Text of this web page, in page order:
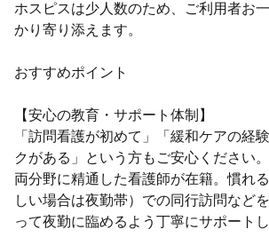
ホスピスは少人数のため、ご利用者お
かり寄り添えます。
おすすめポイント
【安心の教育・サポート体制】
「訪問看護が初めて」「緩和ケアの経
クがある」という方もご安心ください。
両分野に精通した看護師が在籍。慣れ
しい場合は夜勤帯）での同行訪問など
って夜勤に臨めるよう丁寧にサポートし